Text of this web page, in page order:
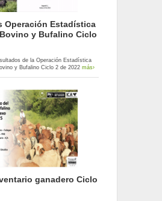
Operación Estadística
y Bufalino Ciclo
de la Operación Estadística
y Bufalino Ciclo 2 de 2022 más›
ganadero Ciclo